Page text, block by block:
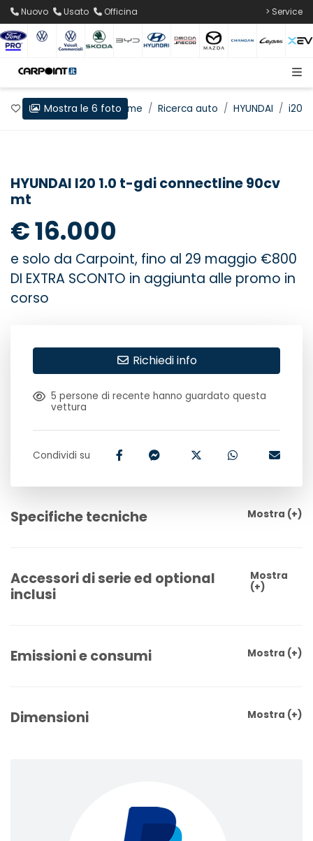
Nuovo Usato Officina > Service
Preferiti Home Ricerca auto HYUNDAI i20
Mostra le 6 foto
HYUNDAI I20 1.0 t-gdi connectline 90cv
mt
€ 16.000
e solo da Carpoint, fino al 29 maggio €800
DI EXTRA SCONTO in aggiunta alle promo in
corso
Richiedi info
5 persone di recente hanno guardato questa
vettura
Condividi su
Specifiche tecniche Mostra (+)
Accessori di serie ed optional
inclusi
Mostra
(+)
Emissioni e consumi Mostra (+)
Dimensioni Mostra (+)